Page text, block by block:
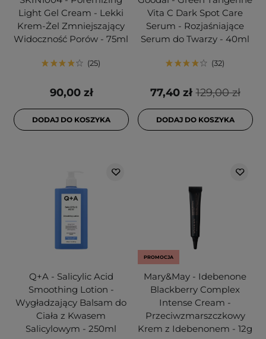
Light Gel Cream - Lekki
Krem-Żel Zmniejszający
Widoczność Porów - 75ml
25
90,00 zł
DODAJ DO KOSZYKA
Vita C Dark Spot Care
Serum - Rozjaśniające
Serum do Twarzy - 40ml
32
129,00 zł
77,40 zł
DODAJ DO KOSZYKA
Q+A - Salicylic Acid
Smoothing Lotion -
Wygładzający Balsam do
Ciała z Kwasem
Salicylowym - 250ml
PROMOCJA
Mary&May - Idebenone
Blackberry Complex
Intense Cream -
Przeciwzmarszczkowy
Krem z Idebenonem - 12g